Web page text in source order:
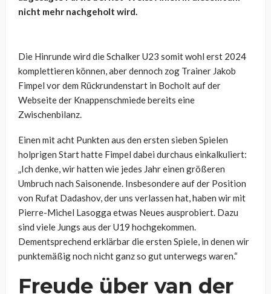
nicht mehr nachgeholt wird.
Die Hinrunde wird die Schalker U23 somit wohl erst 2024
komplettieren können, aber dennoch zog Trainer Jakob
Fimpel vor dem Rückrundenstart in Bocholt auf der
Webseite der Knappenschmiede bereits eine
Zwischenbilanz.
Einen mit acht Punkten aus den ersten sieben Spielen
holprigen Start hatte Fimpel dabei durchaus einkalkuliert:
„Ich denke, wir hatten wie jedes Jahr einen größeren
Umbruch nach Saisonende. Insbesondere auf der Position
von Rufat Dadashov, der uns verlassen hat, haben wir mit
Pierre-Michel Lasogga etwas Neues ausprobiert. Dazu
sind viele Jungs aus der U19 hochgekommen.
Dementsprechend erklärbar die ersten Spiele, in denen wir
punktemäßig noch nicht ganz so gut unterwegs waren.“
Freude über van der